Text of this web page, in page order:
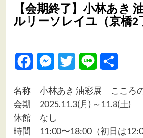
【会期終了】小林あき
ルリーソレイユ（京橋2
FacebookMessenger
Twitter Line
名称 小林あき 油彩展 こころ
会期 2025.11.3(月) ～11.8(土)
休館 なし
時間 11:00〜18:00（初日は